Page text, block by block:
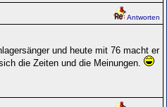
Antworten
und heute mit 76 macht er
die Zeiten und die Meinungen.